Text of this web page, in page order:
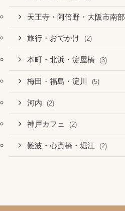
天王寺・阿倍野・大阪市南部
旅行・おでかけ (2)
本町・北浜・淀屋橋 (3)
梅田・福島・淀川 (5)
河内 (2)
神戸カフェ (2)
難波・心斎橋・堀江 (2)